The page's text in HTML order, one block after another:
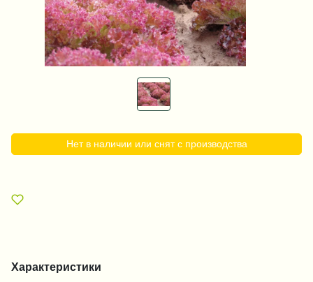
Нет в наличии или снят с производства
Характеристики